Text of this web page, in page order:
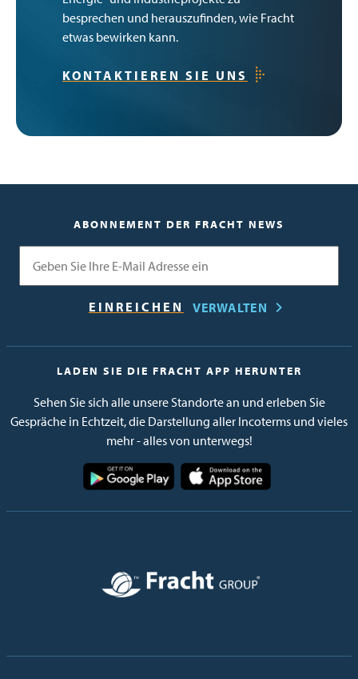
besprechen und herauszufinden, wie Fracht
etwas bewirken kann.
KONTAKTIEREN SIE UNS
ABONNEMENT DER FRACHT NEWS
VERWALTEN
LADEN SIE DIE FRACHT APP HERUNTER
Sehen Sie sich alle unsere Standorte an und erleben Sie
Gespräche in Echtzeit, die Darstellung aller Incoterms und vieles
mehr - alles von unterwegs!
Bild
Bild